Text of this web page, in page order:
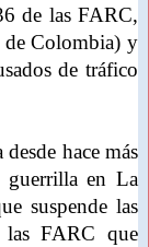
de las FARC,
de Colombia) y
de tráfico
hace más
en La
suspende las
las FARC que